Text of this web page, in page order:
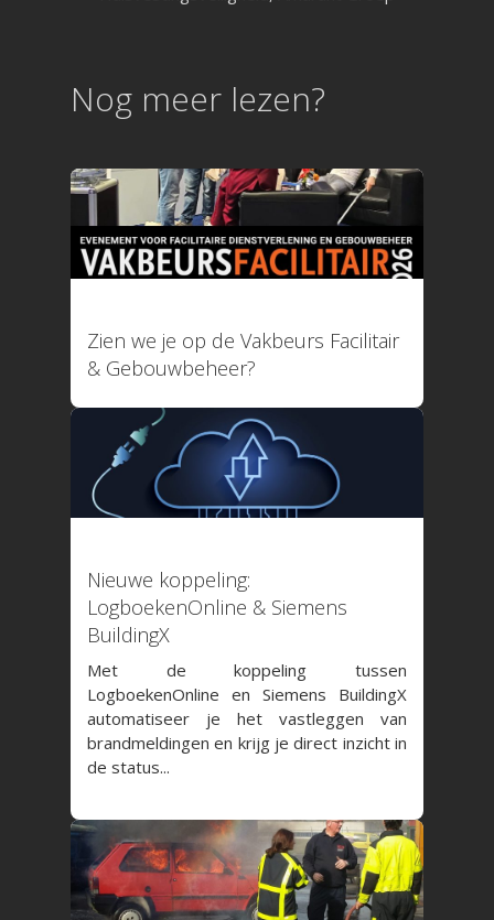
Nog meer lezen?
Zien we je op de Vakbeurs Facilitair
& Gebouwbeheer?
Nieuwe koppeling:
LogboekenOnline & Siemens
BuildingX
Met de koppeling tussen
LogboekenOnline en Siemens BuildingX
automatiseer je het vastleggen van
brandmeldingen en krijg je direct inzicht in
de status...
Pagina’s
Lite aanvragen
Modules
Ontdek
BMI & OAI
Legionellabeheer
Nood- en
Informatie
Over ons
Nieuws
Webinar
Contact
Privacy Policy
Applicatie is online!
100%
088 4566 000 (09:00 tot